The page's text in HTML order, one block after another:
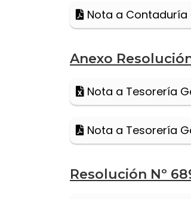
Nota a Contaduría
Anexo
Nota a Tesorería
Nota a Tesorería
Resolución Nº